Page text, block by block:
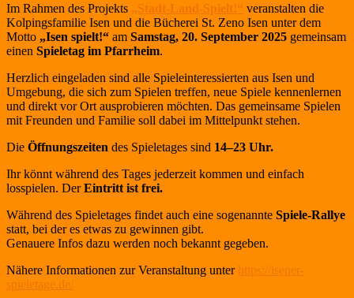
Im Rahmen des Projekts „Stadt-Land-Spielt!“ veranstalten die
Kolpingsfamilie Isen und die Bücherei St. Zeno Isen unter dem
Motto „Isen spielt!“ am Samstag, 20. September 2025 gemeinsam
einen Spieletag im Pfarrheim.
Herzlich eingeladen sind alle Spieleinteressierten aus Isen und
Umgebung, die sich zum Spielen treffen, neue Spiele kennenlernen
und direkt vor Ort ausprobieren möchten. Das gemeinsame Spielen
mit Freunden und Familie soll dabei im Mittelpunkt stehen.
Die Öffnungszeiten des Spieletages sind 14–23 Uhr.
Ihr könnt während des Tages jederzeit kommen und einfach
losspielen. DerEintritt ist frei.
Während des Spieletages findet auch eine sogenannte Spiele-Rallye
statt, bei der es etwas zu gewinnen gibt.
Genauere Infos dazu werden noch bekannt gegeben.
Nähere Informationen zur Veranstaltung unter
https://isener-
spieletage.de/